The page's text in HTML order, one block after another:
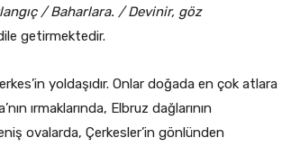
/ Baharlara. / Devinir, göz
getirmektedir.
yoldaşıdır. Onlar doğada en çok atlara
ırmaklarında, Elbruz dağlarının
ovalarda, Çerkesler’in gönlünden